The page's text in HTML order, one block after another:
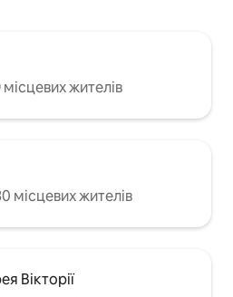
жителів
місцевих жителів
Вікторії